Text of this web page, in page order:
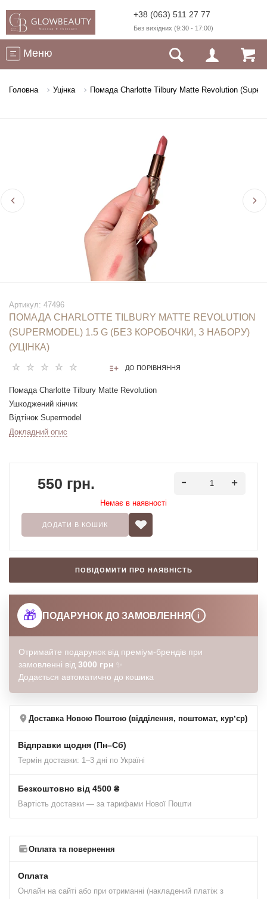
+38 (063) 511 27 77
Без вихідних (9:30 - 17:00)
Меню
Головна Уцінка Помада Charlotte Tilbury Matte Revolution
Артикул: 47496
ПОМАДА CHARLOTTE TILBURY MATTE REVOLUTION
(SUPERMODEL) 1.5 G (БЕЗ КОРОБОЧКИ, З НАБОРУ)
(УЦІНКА)
ДО ПОРІВНЯННЯ
Помада Charlotte Tilbury Matte Revolution
Ушкоджений кінчик
Відтінок Supermodel
1.5g
Докладний опис
550 грн.
Немає в наявностi
ДОДАТИ В КОШИК
ПОВІДОМИТИ ПРО НАЯВНІСТЬ
🎁 ПОДАРУНОК ДО ЗАМОВЛЕННЯ i
Отримайте подарунок від преміум-брендів при
замовленні від 3000 грн ✨
Додається автоматично до кошика
Доставка Новою Поштою (відділення, поштомат, курʼєр)
Відправки щодня (Пн–Сб)
Термін доставки: 1–3 дні по Україні
Безкоштовно від 4500 ₴
Вартість доставки — за тарифами Нової Пошти
Оплата та повернення
Оплата
Онлайн на сайті або при отриманні (накладений платіж з